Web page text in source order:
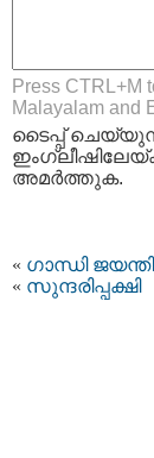
Press CTRL+M
Malayalam and
ടൈപ്പ്‌
അമര്‍ത്തുക.
« ഗാന്ധി ജയന്തി
« സുന്ദരിപ്പക്ഷി